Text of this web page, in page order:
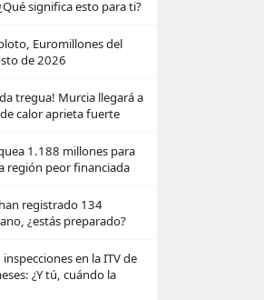
significa esto para ti?
Euromillones del
de 2026
tregua! Murcia llegará a
calor aprieta fuerte
1.188 millones para
región peor financiada
registrado 134
¿estás preparado?
en la ITV de
¿Y tú, cuándo la